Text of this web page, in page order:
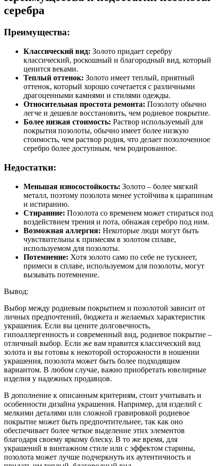
серебра
Преимущества:
Классический вид: Золото придает серебру
классический, роскошный и благородный вид, который
ценится веками.
Теплый оттенок: Золото имеет теплый, приятный
оттенок, который хорошо сочетается с различными
драгоценными камнями и стилями одежды.
Относительная простота ремонта: Позолоту обычно
легче и дешевле восстановить, чем родиевое покрытие.
Более низкая стоимость: Раствор используемый для
покрытия позолоты, обычно имеет более низкую
стоимость, чем раствор родия, что делает позолоченное
серебро более доступным, чем родированное.
Недостатки:
Меньшая износостойкость: Золото – более мягкий
металл, поэтому позолота менее устойчива к царапинам
и истиранию.
Стиранние: Позолота со временем может стираться под
воздействием трения и пота, обнажая серебро под ним.
Возможная аллергия: Некоторые люди могут быть
чувствительны к примесям в золотом сплаве,
используемом для позолоты.
Потемнение: Хотя золото само по себе не тускнеет,
примеси в сплаве, используемом для позолоты, могут
вызывать потемнение.
Вывод:
Выбор между родиевым покрытием и позолотой зависит от
личных предпочтений, бюджета и желаемых характеристик
украшения. Если вы цените долговечность,
гипоаллергенность и современный вид, родиевое покрытие –
отличный выбор. Если же вам нравится классический вид
золота и вы готовы к некоторой осторожности в ношении
украшения, позолота может быть более подходящим
вариантом. В любом случае, важно приобретать ювелирные
изделия у надежных продавцов.
В дополнение к описанным критериям, стоит учитывать и
особенности дизайна украшения. Например, для изделий с
мелкими деталями или сложной гравировкой родиевое
покрытие может быть предпочтительнее, так как оно
обеспечивает более четкое выделение этих элементов
благодаря своему яркому блеску. В то же время, для
украшений в винтажном стиле или с эффектом старины,
позолота может лучше подчеркнуть их аутентичность и